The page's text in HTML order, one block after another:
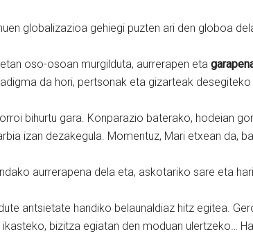
globalizazioa gehiegi puzten ari den globoa
oso-osoan murgilduta, aurrerapen eta
da hori, pertsonak eta gizarteak desegiteko
bihurtu gara. Konparazio baterako, hodeian
izan dezakegula. Momentuz, Mari etxean da,
aurrerapena dela eta, askotariko sare eta
antsietate handiko belaunaldiaz hitz egitea.
bizitza egiatan den moduan ulertzeko…